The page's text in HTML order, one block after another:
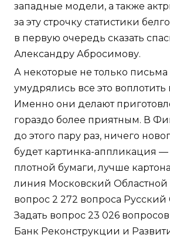
западные модели, а также
за эту строчку статистики
в первую очередь сказать
Александру Абросимову.
А некоторые не только письма
умудрялись все это воплотить
Именно они делают
гораздо более приятным. В
до этого пару раз, ничего
будет картинка-аппликация
плотной бумаги, лучше
линия Московский Областной
вопрос 2 272 вопроса Русский
Задать вопрос 23 026
Банк Реконструкции и